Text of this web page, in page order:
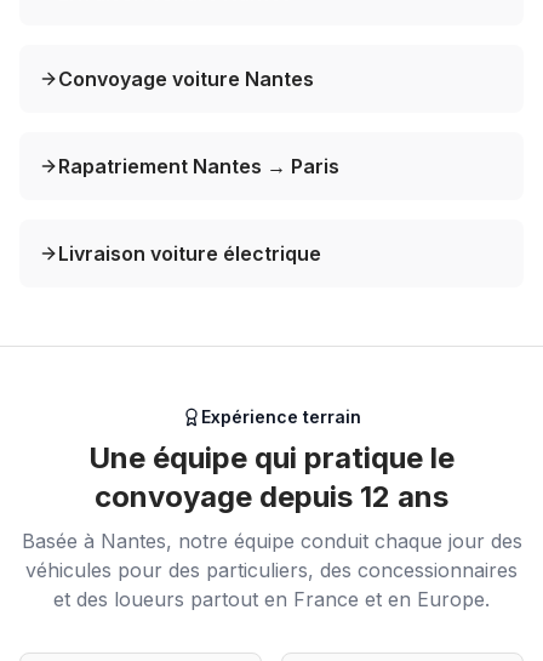
Convoyage voiture Nantes
Rapatriement Nantes → Paris
Livraison voiture électrique
Expérience terrain
Une équipe qui pratique le
convoyage depuis 12 ans
Basée à Nantes, notre équipe conduit chaque jour des
véhicules pour des particuliers, des concessionnaires
et des loueurs partout en France et en Europe.